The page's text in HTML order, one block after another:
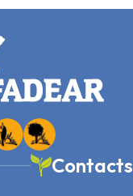
Contacts